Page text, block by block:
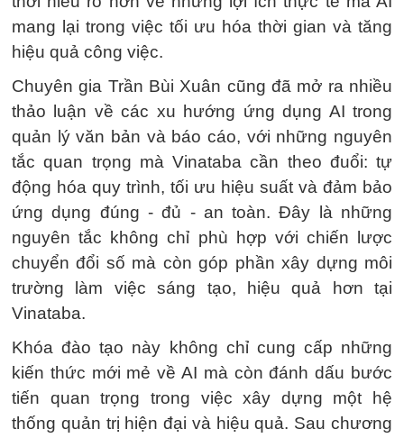
mang lại trong việc tối ưu hóa thời gian và tăng
hiệu quả công việc.
Chuyên gia Trần Bùi Xuân cũng đã mở ra nhiều
thảo luận về các xu hướng ứng dụng AI trong
quản lý văn bản và báo cáo, với những nguyên
tắc quan trọng mà Vinataba cần theo đuổi: tự
động hóa quy trình, tối ưu hiệu suất và đảm bảo
ứng dụng đúng - đủ - an toàn. Đây là những
nguyên tắc không chỉ phù hợp với chiến lược
chuyển đổi số mà còn góp phần xây dựng môi
trường làm việc sáng tạo, hiệu quả hơn tại
Vinataba.
Khóa đào tạo này không chỉ cung cấp những
kiến thức mới mẻ về AI mà còn đánh dấu bước
tiến quan trọng trong việc xây dựng một hệ
thống quản trị hiện đại và hiệu quả. Sau chương